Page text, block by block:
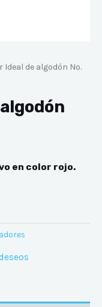
Ideal de algodón No.
en color rojo.